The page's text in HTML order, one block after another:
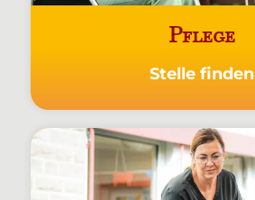
Pflege
Stelle finden